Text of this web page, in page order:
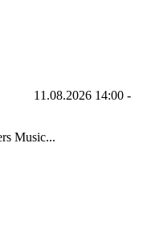
11.08.2026 14:00 -
Music...